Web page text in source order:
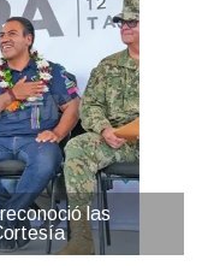
las